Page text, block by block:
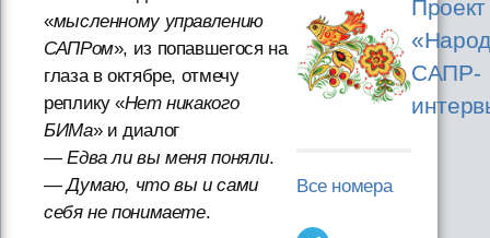
«мысленному управлению
САПРом», из попавшегося на
глаза в октябре, отмечу
реплику «Нет никакого
БИМа» и диалог
—Едва ли вы меня поняли.
—Думаю, что вы и сами
себя не понимаете.
Проект
САПР-
Все номера